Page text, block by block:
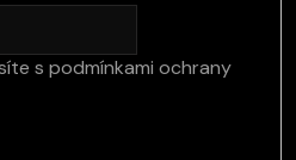
s podmínkami ochrany